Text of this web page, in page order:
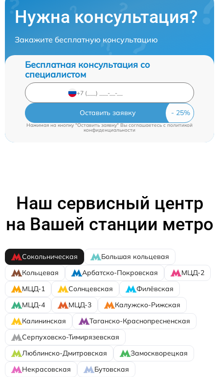
Нужна консультация?
Закажите бесплатную консультацию
Бесплатная консультация со
специалистом
Оставить заявку
Нажимая на кнопку "Оставить заявку" Вы соглашаетесь c политикой
конфиденциальности
Наш сервисный центр
на Вашей станции метро
Сокольническая
Большая кольцевая
Кольцевая
Арбатско-Покровская
МЦД-2
МЦД-1
Солнцевская
Филёвская
МЦД-4
МЦД-3
Калужско-Рижская
Калининская
Таганско-Краснопресненская
Серпуховско-Тимирязевская
Люблинско-Дмитровская
Замоскворецкая
Некрасовская
Бутовская